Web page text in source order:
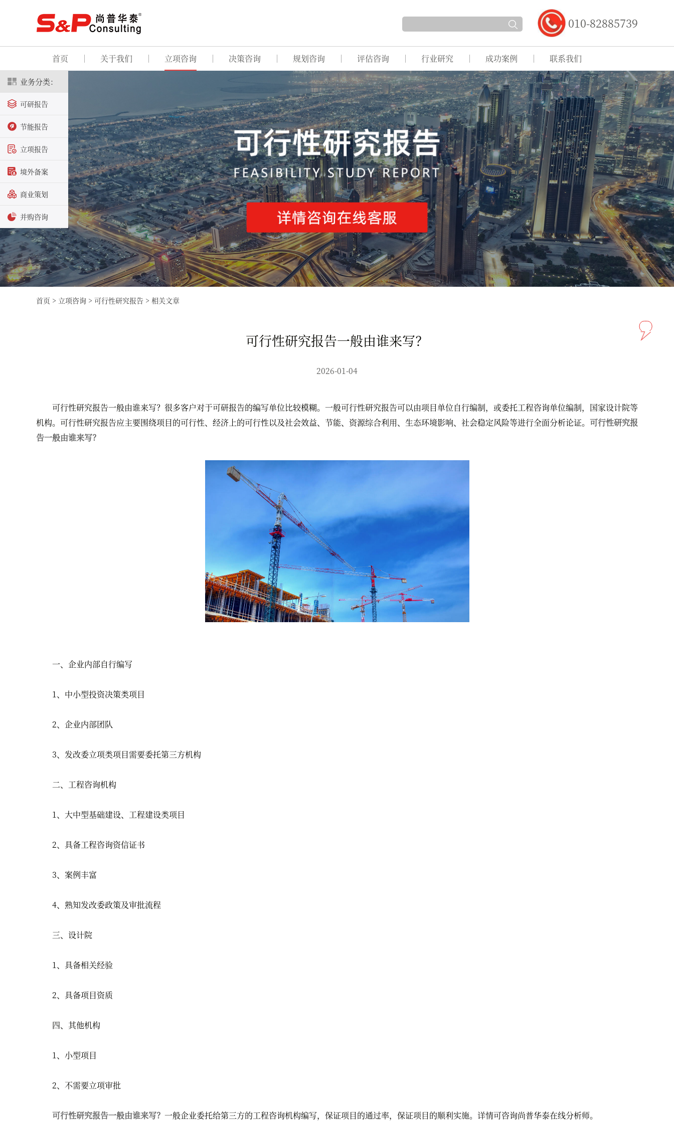
业务分类：
可研报告
节能报告
立项报告
境外备案
商业策划
并购咨询
010-82885739
首页 关于我们 立项咨询 决策咨询 规划咨询 评估咨询 行业研究 成功案例 联系我们
首页 > 立项咨询 > 可行性研究报告 > 相关文章
可行性研究报告一般由谁来写？
2026-01-04
可行性研究报告一般由谁来写？很多客户对于可研报告的编写单位比较模糊。一般可行性研究报告可以由项目单位自行编制，或委托工程咨询单位编制，国家设计院等
机构。可行性研究报告应主要围绕项目的可行性、经济上的可行性以及社会效益、节能、资源综合利用、生态环境影响、社会稳定风险等进行全面分析论证。 可行性研究报
告一般由谁来写？
一、企业内部自行编写
1、中小型投资决策类项目
2、企业内部团队
3、发改委立项类项目需要委托第三方机构
二、工程咨询机构
1、大中型基础建设、工程建设类项目
2、具备工程咨询资信证书
3、案例丰富
4、熟知发改委政策及审批流程
三、设计院
1、具备相关经验
2、具备项目资质
四、其他机构
1、小型项目
2、不需要立项审批
可行性研究报告一般由谁来写？ 一般企业委托给第三方的工程咨询机构编写，保证项目的通过率，保证项目的顺利实施。详情可咨询尚普华泰在线分析师。